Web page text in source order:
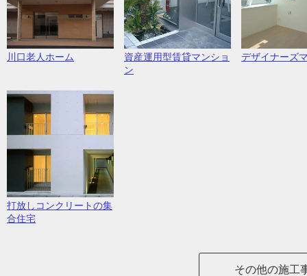
川口老人ホーム
資産運用型賃貸マンショ
ン
デザイナーズ
打放しコンクリートの集
合住宅
その他の施工